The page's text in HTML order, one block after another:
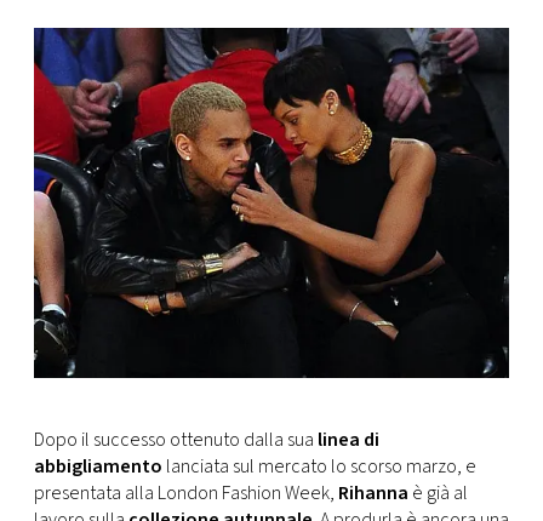
TV
PRINCIPATO
DI
MONACO
RMC
CONSIGLIA
Dopo il successo ottenuto dalla sua linea di
abbigliamento lanciata sul mercato lo scorso marzo, e
presentata alla London Fashion Week, Rihanna è già al